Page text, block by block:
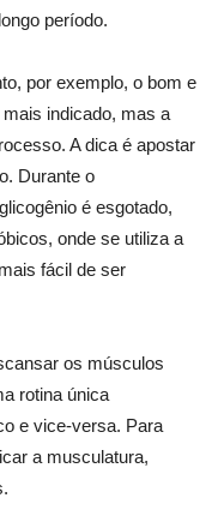
período.
por exemplo, o bom e
indicado, mas a
A dica é apostar
Durante o
é esgotado,
onde se utiliza a
fácil de ser
os músculos
rotina única
e vice-versa. Para
a musculatura,